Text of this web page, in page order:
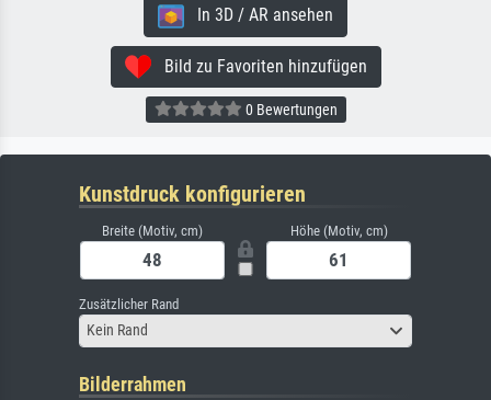
In 3D / AR ansehen
Bild zu Favoriten hinzufügen
0 Bewertungen
Kunstdruck konfigurieren
Breite (Motiv, cm) Höhe (Motiv, cm)
Zusätzlicher Rand
Kein Rand
Bilderrahmen